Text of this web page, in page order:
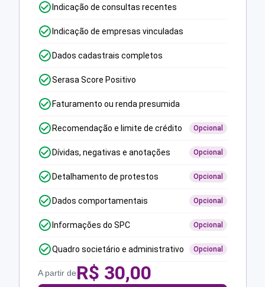
Indicação de consultas recentes
Indicação de empresas vinculadas
Dados cadastrais completos
Serasa Score Positivo
Faturamento ou renda presumida
Recomendação e limite de crédito Opcional
Dívidas, negativas e anotações Opcional
Detalhamento de protestos Opcional
Dados comportamentais Opcional
Informações do SPC Opcional
Quadro societário e administrativo Opcional
A partir deR$ 30,00